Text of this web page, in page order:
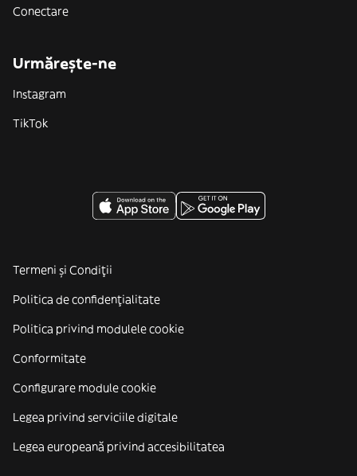
Conectare
Urmărește-ne
Instagram
TikTok
Termeni și Condiții
Politica de confidenţialitate
Politica privind modulele cookie
Conformitate
Configurare module cookie
Legea privind serviciile digitale
Legea europeană privind accesibilitatea